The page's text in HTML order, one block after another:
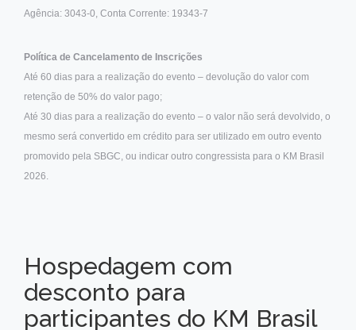
Agência: 3043-0, Conta Corrente: 19343-7
Política de Cancelamento de Inscrições
Até 60 dias para a realização do evento – devolução do valor com
retenção de 50% do valor pago;
Até 30 dias para a realização do evento – o valor não será devolvido, o
mesmo será convertido em crédito para ser utilizado em outro evento
promovido pela SBGC, ou indicar outro congressista para o KM Brasil
2026.
Hospedagem com
desconto para
participantes do KM Brasil